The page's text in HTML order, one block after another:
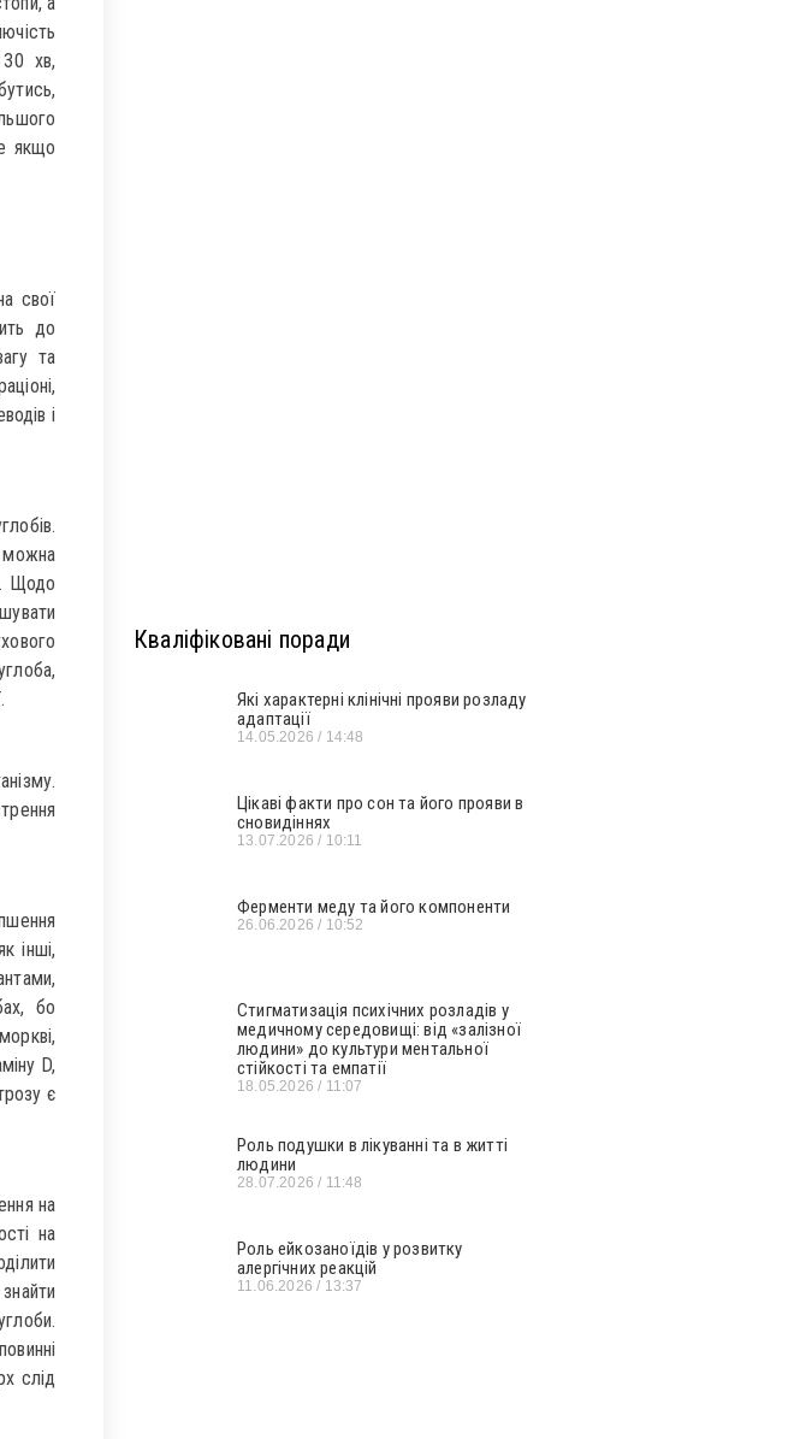
30 хв,
якщо
свої
до
та
і
можна
Щодо
інші,
бо
D,
є
на
на
слід
Кваліфіковані поради
Які характерні клінічні прояви розладу
адаптації
14.05.2026 14:48
Цікаві факти про сон та його прояви в
сновидіннях
13.07.2026 10:11
Ферменти меду та його компоненти
26.06.2026 10:52
Стигматизація психічних розладів у
медичному середовищі: від «залізної
людини» до культури ментальної
стійкості та емпатії
18.05.2026 11:07
Роль подушки в лікуванні та в житті
людини
28.07.2026 11:48
Роль ейкозаноїдів у розвитку
алергічних реакцій
11.06.2026 13:37